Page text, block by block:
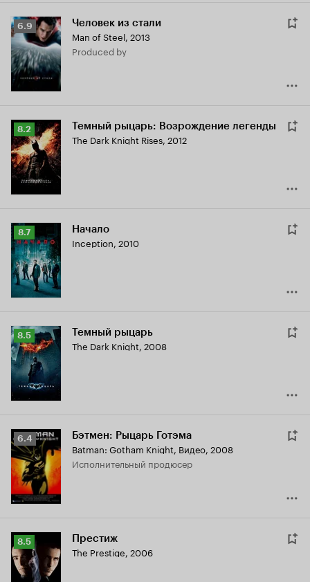
Рейтинг
Кинопоиска
6.9
6.9 Человек из стали
Man of Steel, 2013
produced by
Рейтинг
Кинопоиска
8.2
8.2 Темный рыцарь: Возрождение легенды
The Dark Knight Rises, 2012
Рейтинг
Кинопоиска
8.7
8.7 Начало
Inception, 2010
Рейтинг
Кинопоиска
8.5
8.5 Темный рыцарь
The Dark Knight, 2008
Рейтинг
Кинопоиска
6.4
6.4 Бэтмен: Рыцарь Готэма
Batman: Gotham Knight, Видео, 2008
исполнительный продюсер
Рейтинг
Кинопоиска
8.5
8.5 Престиж
The Prestige, 2006